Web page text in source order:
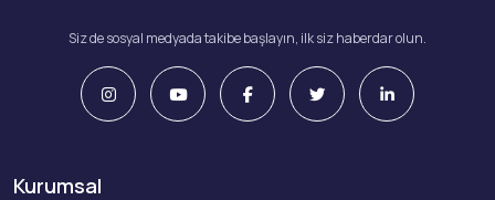
Siz de sosyal medyada takibe başlayın, ilk siz haberdar olun.
Kurumsal